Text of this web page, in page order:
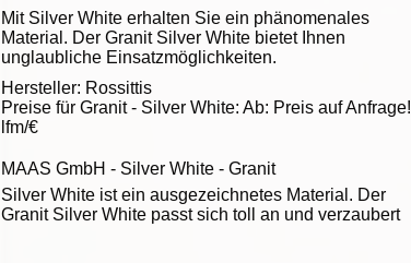
Mit Silver White erhalten Sie ein phänomenales
Material. Der Granit Silver White bietet Ihnen
unglaubliche Einsatzmöglichkeiten.
Hersteller: Rossittis
Preise für Granit - Silver White: Ab: Preis auf Anfrage!
lfm/€
MAAS GmbH - Silver White - Granit
Silver White ist ein ausgezeichnetes Material. Der
Granit Silver White passt sich toll an und verzaubert